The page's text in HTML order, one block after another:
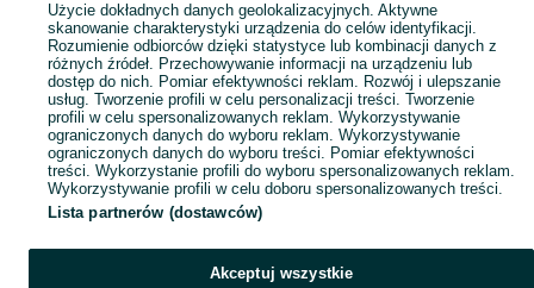
Popularne wyszukiwania
Użycie dokładnych danych geolokalizacyjnych. Aktywne
skanowanie charakterystyki urządzenia do celów identyfikacji.
Rozumienie odbiorców dzięki statystyce lub kombinacji danych z
różnych źródeł. Przechowywanie informacji na urządzeniu lub
dostęp do nich. Pomiar efektywności reklam. Rozwój i ulepszanie
usług. Tworzenie profili w celu personalizacji treści. Tworzenie
profili w celu spersonalizowanych reklam. Wykorzystywanie
ograniczonych danych do wyboru reklam. Wykorzystywanie
ograniczonych danych do wyboru treści. Pomiar efektywności
treści. Wykorzystanie profili do wyboru spersonalizowanych reklam.
Wykorzystywanie profili w celu doboru spersonalizowanych treści.
Lista partnerów (dostawców)
Akceptuj wszystkie